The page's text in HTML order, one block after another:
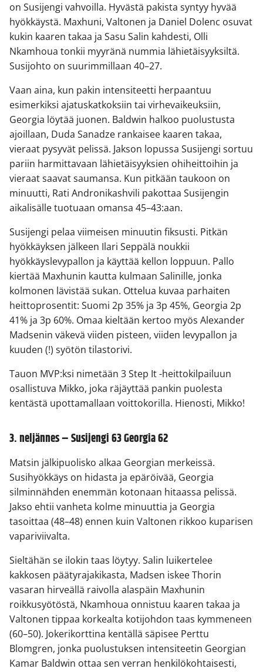
on Susijengi vahvoilla. Hyvästä pakista syntyy hyvää
hyökkäystä. Maxhuni, Valtonen ja Daniel Dolenc osuvat
kukin kaaren takaa ja Sasu Salin kahdesti, Olli
Nkamhoua tonkii myyränä nummia lähietäisyyksiltä.
Susijohto on suurimmillaan 40–27.
Vaan aina, kun pakin intensiteetti herpaantuu
esimerkiksi ajatuskatkoksiin tai virhevaikeuksiin,
Georgia löytää juonen. Baldwin halkoo puolustusta
ajoillaan, Duda Sanadze rankaisee kaaren takaa,
vieraat pysyvät pelissä. Jakson lopussa Susijengi sortuu
pariin harmittavaan lähietäisyyksien ohiheittoihin ja
vieraat saavat saumansa. Kun pitkään taukoon on
minuutti, Rati Andronikashvili pakottaa Susijengin
aikalisälle tuotuaan omansa 45–43:aan.
Susijengi pelaa viimeisen minuutin fiksusti. Pitkän
hyökkäyksen jälkeen Ilari Seppälä noukkii
hyökkäyslevypallon ja käyttää kellon loppuun. Pallo
kiertää Maxhunin kautta kulmaan Salinille, jonka
kolmonen lävistää sukan. Ottelua kuvaa parhaiten
heittoprosentit: Suomi 2p 35% ja 3p 45%, Georgia 2p
41% ja 3p 60%. Omaa kieltään kertoo myös Alexander
Madsenin väkevä viiden pisteen, viiden levypallon ja
kuuden (!) syötön tilastorivi.
Tauon MVP:ksi nimetään 3 Step It -heittokilpailuun
osallistuva Mikko, joka räjäyttää pankin puolesta
kentästä upottamallaan voittokorilla. Hienosti, Mikko!
3. neljännes – Susijengi 63 Georgia 62
Matsin jälkipuolisko alkaa Georgian merkeissä.
Susihyökkäys on hidasta ja epäröivää, Georgia
silminnähden enemmän kotonaan hitaassa pelissä.
Jakso ehtii vanheta kolme minuuttia ja Georgia
tasoittaa (48–48) ennen kuin Valtonen rikkoo kuparisen
vapariviivalta.
Sieltähän se ilokin taas löytyy. Salin luikertelee
kakkosen päätyrajakikasta, Madsen iskee Thorin
vasaran hirveällä raivolla alaspäin Maxhunin
roikkusyötöstä, Nkamhoua onnistuu kaaren takaa ja
Valtonen tippaa korkealta kotijohdon taas kymmeneen
(60–50). Jokerikorttina kentällä säpisee Perttu
Blomgren, jonka puolustuksen intensiteetin Georgian
Kamar Baldwin ottaa sen verran henkilökohtaisesti,